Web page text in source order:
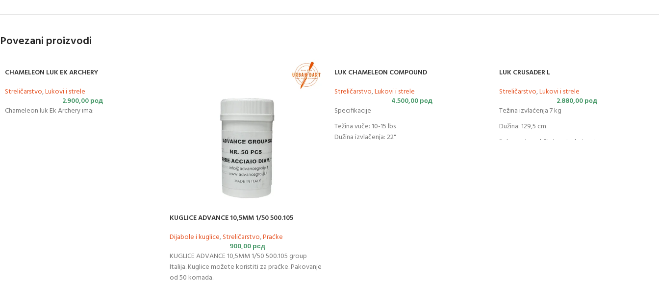
Povezani proizvodi
CHAMELEON LUK EK ARCHERY
Streličarstvo,Lukovi i strele
2.900,00рсд
Chameleon luk Ek Archery ima:
KUGLICE ADVANCE 10,5MM 1/50 500.105
Dijabole i kuglice,Streličarstvo,Praćke
900,00рсд
KUGLICE ADVANCE 10,5MM 1/50 500.105 group
Italija. Kuglice možete koristiti za praćke. Pakovanje
od 50 komada.
LUK CHAMELEON COMPOUND
Streličarstvo,Lukovi i strele
4.500,00рсд
Specifikacije
Težina vuče: 10-15 lbs
Dužina izvlačenja: 22"
LUK CRUSADER L
Streličarstvo,Lukovi i strele
2.880,00рсд
Težina izvlaćenja 7 kg
Dužina: 129,5 cm
Pakovanje sadrži: dve strele i metu